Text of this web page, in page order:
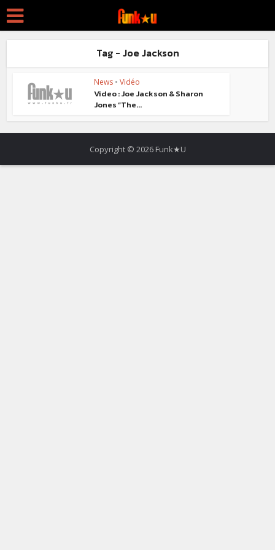
Tag - Joe Jackson
News • Vidéo
Video : Joe Jackson & Sharon
Jones “The...
Copyright © 2026 Funk★U